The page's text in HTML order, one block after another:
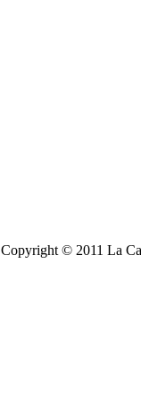
Copyright © 2011 La